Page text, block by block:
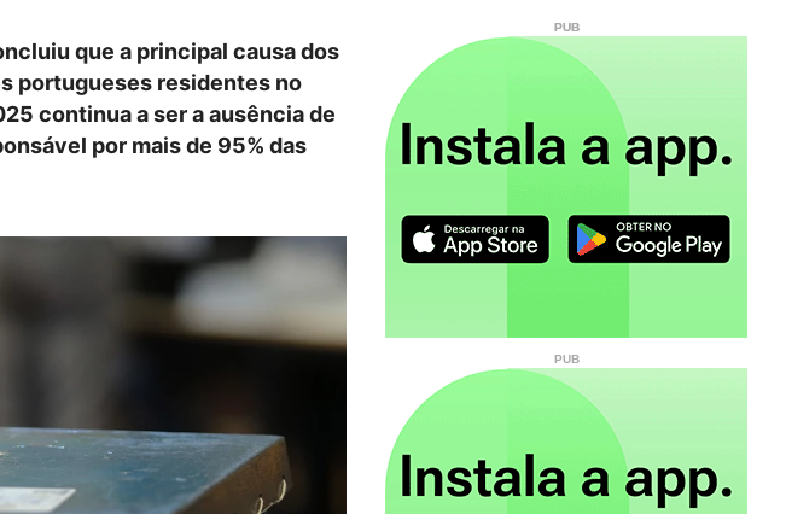
que a principal causa dos
portugueses residentes no
continua a ser a ausência de
por mais de 95% das